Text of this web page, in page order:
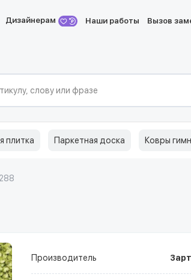
Дизайнерам Наши работы Вызов
плитка Паркетная доска Ковры
Производитель